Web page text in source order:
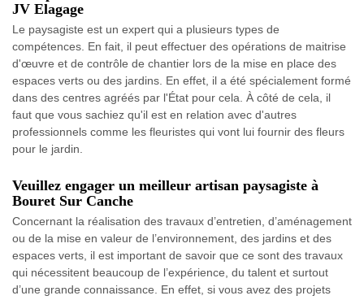
JV Elagage
Le paysagiste est un expert qui a plusieurs types de
compétences. En fait, il peut effectuer des opérations de maitrise
d'œuvre et de contrôle de chantier lors de la mise en place des
espaces verts ou des jardins. En effet, il a été spécialement formé
dans des centres agréés par l'État pour cela. À côté de cela, il
faut que vous sachiez qu'il est en relation avec d'autres
professionnels comme les fleuristes qui vont lui fournir des fleurs
pour le jardin.
Veuillez engager un meilleur artisan paysagiste à
Bouret Sur Canche
Concernant la réalisation des travaux d’entretien, d’aménagement
ou de la mise en valeur de l’environnement, des jardins et des
espaces verts, il est important de savoir que ce sont des travaux
qui nécessitent beaucoup de l’expérience, du talent et surtout
d’une grande connaissance. En effet, si vous avez des projets